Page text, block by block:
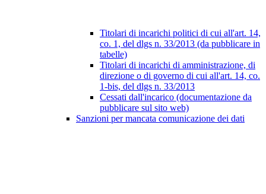
Titolari di incarichi politici di cui all'art. 14,
co. 1, del dlgs n. 33/2013 (da pubblicare in
tabelle)
Titolari di incarichi di amministrazione, di
direzione o di governo di cui all'art. 14, co.
1-bis, del dlgs n. 33/2013
Cessati dall'incarico (documentazione da
pubblicare sul sito web)
Sanzioni per mancata comunicazione dei dati